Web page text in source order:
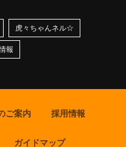
虎々ちゃんネル☆
報
ご案内 採用情報
ガイドマップ